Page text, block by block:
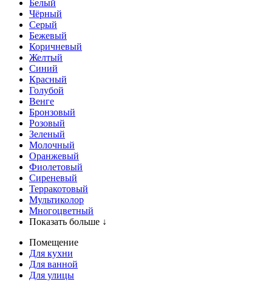
Белый
Чёрный
Серый
Бежевый
Коричневый
Желтый
Синий
Красный
Голубой
Венге
Бронзовый
Розовый
Зеленый
Молочный
Оранжевый
Фиолетовый
Сиреневый
Терракотовый
Мультиколор
Многоцветный
Показать больше ↓
Помещение
Для кухни
Для ванной
Для улицы